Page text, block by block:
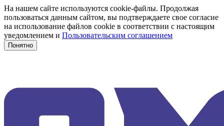
На нашем сайте используются cookie-файлы. Продолжая
пользоваться данным сайтом, вы подтверждаете свое согласие
на использование файлов cookie в соответствии с настоящим
уведомлением и Пользовательским соглашением
Понятно